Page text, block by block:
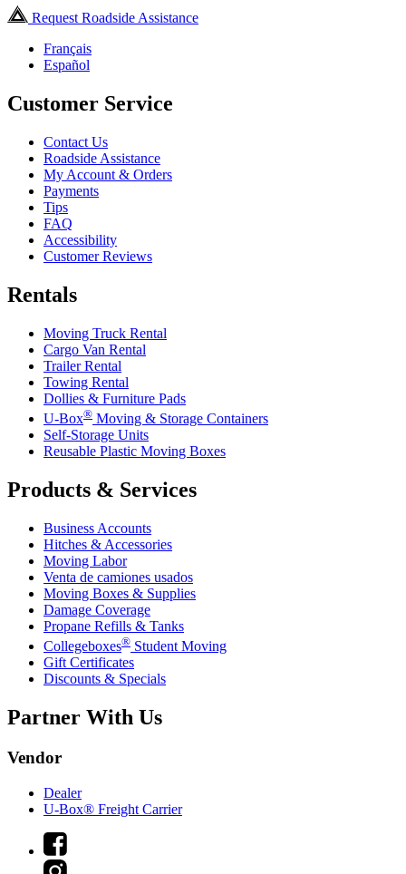
Request Roadside Assistance
Français
Español
Customer Service
Contact Us
Roadside Assistance
My Account & Orders
Payments
Tips
FAQ
Accessibility
Customer Reviews
Rentals
Moving Truck Rental
Cargo Van Rental
Trailer Rental
Towing Rental
Dollies & Furniture Pads
U-Box® Moving & Storage Containers
Self-Storage Units
Reusable Plastic Moving Boxes
Products & Services
Business Accounts
Hitches & Accessories
Moving Labor
Venta de camiones usados
Moving Boxes & Supplies
Damage Coverage
Propane Refills & Tanks
Collegeboxes® Student Moving
Gift Certificates
Discounts & Specials
Partner With Us
Vendor
Dealer
U-Box® Freight Carrier